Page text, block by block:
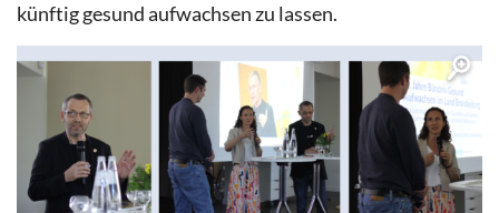
künftig gesund aufwachsen zu lassen.